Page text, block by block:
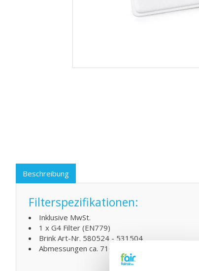
Beschreibung
Filterspezifikationen:
Inklusive MwSt.
1 x G4 Filter (EN779)
Brink Art-Nr. 580524 - 531504
Abmessungen ca. 710x525 mm